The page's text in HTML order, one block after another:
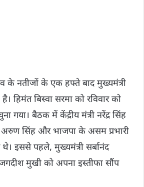
के नतीजों के एक हफ्ते बाद मुख्यमंत्री
हिमंत बिस्वा सरमा को रविवार को
गया। बैठक में केंद्रीय मंत्री नरेंद्र सिंह
अरुण सिंह और भाजपा के असम प्रभारी
इससे पहले, मुख्यमंत्री सर्बानंद
मुखी को अपना इस्तीफा सौंप